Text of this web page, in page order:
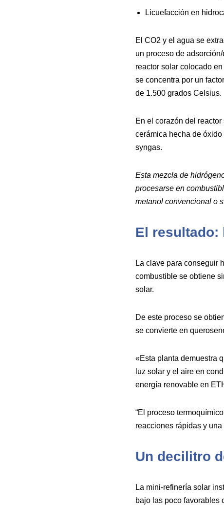
Licuefacción en
El CO2 y el agua se
un proceso de
reactor solar colocado
se concentra por un
de 1.500 grados Celsius.
En el corazón del
cerámica hecha de
syngas.
Esta mezcla de
procesarse en
metanol convencional o
El resultado:
La clave para conseguir
combustible se obtiene
solar.
De este proceso se
se convierte en
«Esta planta demuestra
luz solar y el aire en
energía renovable en
“El proceso
reacciones rápidas y
Un decilitro
La mini-refinería solar
bajo las poco favorables